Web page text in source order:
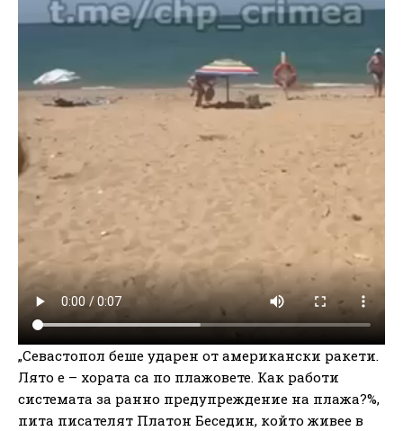
„Севастопол беше ударен от американски ракети.
Лято е – хората са по плажовете. Как работи
системата за ранно предупреждение на плажа?%,
пита писателят Платон Беседин, който живее в